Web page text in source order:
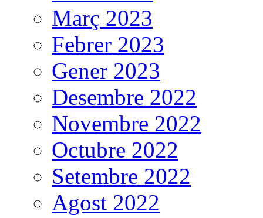
Març 2023
Febrer 2023
Gener 2023
Desembre 2022
Novembre 2022
Octubre 2022
Setembre 2022
Agost 2022